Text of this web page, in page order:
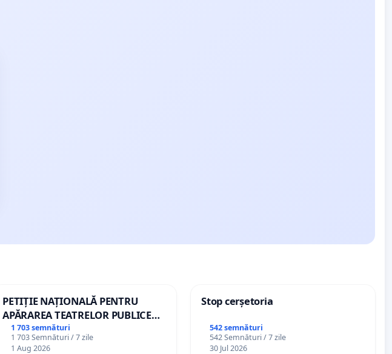
PETIȚIE NAȚIONALĂ PENTRU
APĂRAREA TEATRELOR PUBLICE
DE REPERTORIU DIN ROMÂNIA
1 703 semnături
1 703 Semnături / 7 zile
1 Aug 2026
Stop cerșetoria
542 semnături
542 Semnături / 7 zile
30 Jul 2026